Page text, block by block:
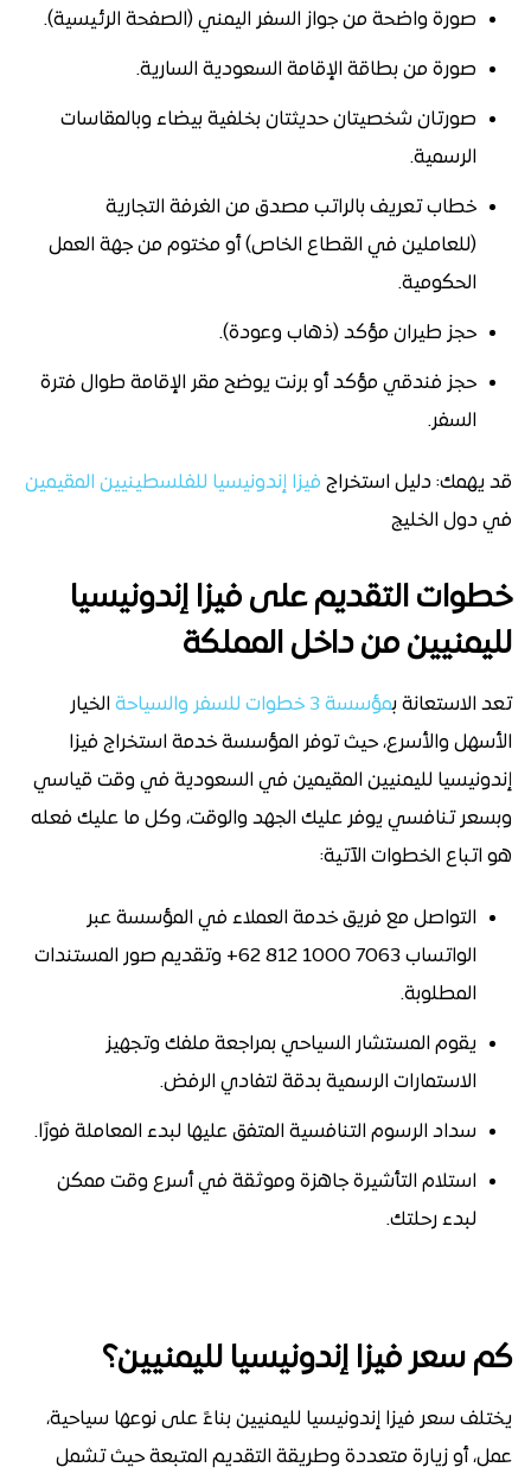
صورة واضحة من جواز السفر اليمني (الصفحة الرئيسية).
صورة من بطاقة الإقامة السعودية السارية.
صورتان شخصيتان حديثتان بخلفية بيضاء وبالمقاسات
الرسمية.
خطاب تعريف بالراتب مصدق من الغرفة التجارية
(للعاملين في القطاع الخاص) أو مختوم من جهة العمل
الحكومية.
حجز طيران مؤكد (ذهاب وعودة).
حجز فندقي مؤكد أو برنت يوضح مقر الإقامة طوال فترة
السفر.
قد يهمك: دليل استخراج فيزا إندونيسيا للفلسطينيين المقيمين
في دول الخليج
خطوات التقديم على فيزا إندونيسيا
لليمنيين من داخل المملكة
تعد الاستعانة بمؤسسة 3 خطوات للسفر والسياحة
الخيار
الأسهل والأسرع، حيث توفر المؤسسة خدمة استخراج فيزا
إندونيسيا لليمنيين المقيمين في السعودية في وقت قياسي
وبسعر تنافسي يوفر عليك الجهد والوقت، وكل ما عليك فعله
هو اتباع الخطوات الآتية:
التواصل مع فريق خدمة العملاء في المؤسسة عبر
الواتساب 7063 1000 812 62+ وتقديم صور المستندات
المطلوبة.
يقوم المستشار السياحي بمراجعة ملفك وتجهيز
الاستمارات الرسمية بدقة لتفادي الرفض.
سداد الرسوم التنافسية المتفق عليها لبدء المعاملة فورًا.
استلام التأشيرة جاهزة وموثقة في أسرع وقت ممكن
لبدء رحلتك.
كم سعر فيزا إندونيسيا لليمنيين؟
يختلف سعر فيزا إندونيسيا لليمنيين بناءً على نوعها سياحية،
عمل، أو زيارة متعددة وطريقة التقديم المتبعة حيث تشمل